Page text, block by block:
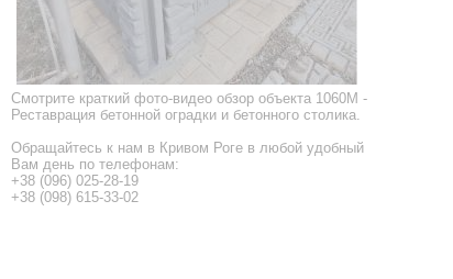
Смотрите краткий фото-видео обзор объекта 1060M -
Реставрация бетонной оградки и бетонного столика.
Обращайтесь к нам в Кривом Роге в любой удобный
Вам день по телефонам:
+38 (096) 025-28-19
+38 (098) 615-33-02